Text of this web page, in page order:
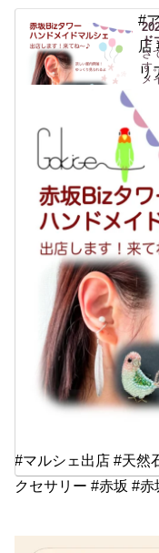
ド
さ
す
メ
た
#
店
リ
#マルシェ出店 #天然
クセサリー #赤坂 #